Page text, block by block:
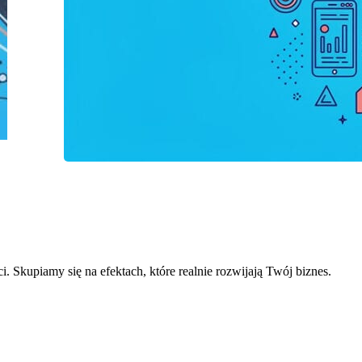
Skupiamy się na efektach, które realnie rozwijają Twój biznes.